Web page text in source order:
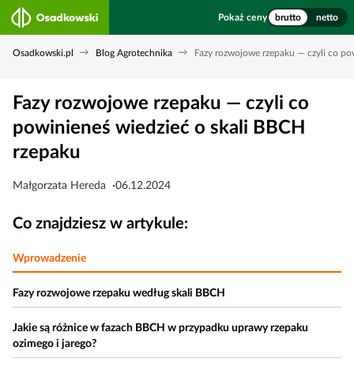
Pokaż ceny brutto netto
Osadkowski.pl Blog Agrotechnika Fazy rozwojowe rzepaku — czyli co
Fazy rozwojowe rzepaku — czyli co
powinieneś wiedzieć o skali BBCH
rzepaku
Małgorzata Hereda 06.12.2024
Co znajdziesz w artykule:
Wprowadzenie
Fazy rozwojowe rzepaku według skali BBCH
Jakie są różnice w fazach BBCH w przypadku uprawy rzepaku
ozimego i jarego?